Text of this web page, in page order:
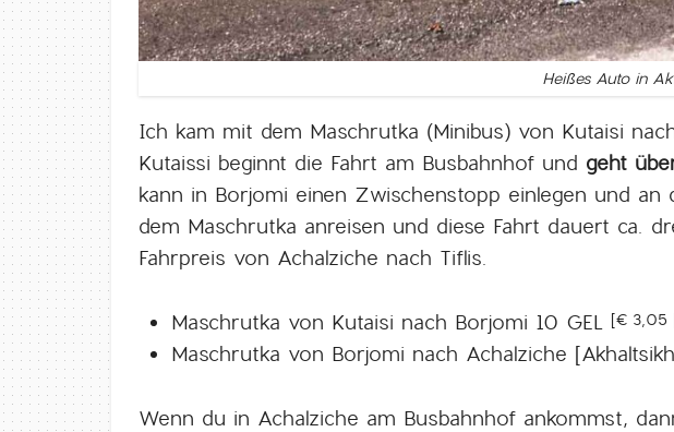
Heißes Auto in
Ich kam mit dem Maschrutka (Minibus) von Kutaisi
Kutaissi beginnt die Fahrt am Busbahnhof und geht
kann in Borjomi einen Zwischenstopp einlegen und
dem Maschrutka anreisen und diese Fahrt dauert ca.
Fahrpreis von Achalziche nach Tiflis.
Maschrutka von Kutaisi nach Borjomi 10 GEL [€ 3,05
Maschrutka von Borjomi nach Achalziche
Wenn du in Achalziche am Busbahnhof ankommst,